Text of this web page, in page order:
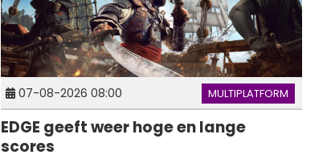
07-08-2026 08:00 MULTIPLATFORM
EDGE geeft weer hoge en lange
scores